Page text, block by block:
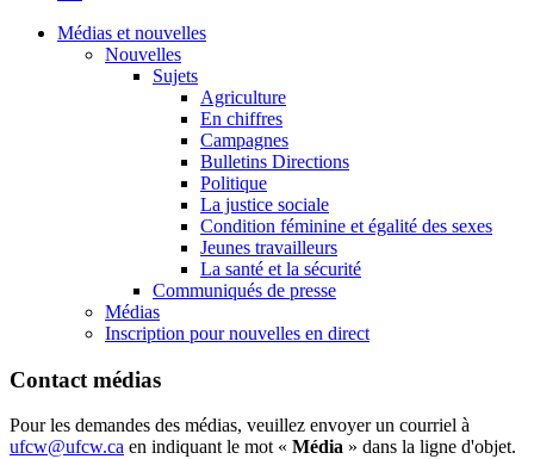
Médias et nouvelles
Nouvelles
Sujets
Agriculture
En chiffres
Campagnes
Bulletins Directions
Politique
La justice sociale
Condition féminine et égalité des sexes
Jeunes travailleurs
La santé et la sécurité
Communiqués de presse
Médias
Inscription pour nouvelles en direct
Contact médias
Pour les demandes des médias, veuillez envoyer un courriel à
ufcw@ufcw.ca en indiquant le mot « Média » dans la ligne d'objet.